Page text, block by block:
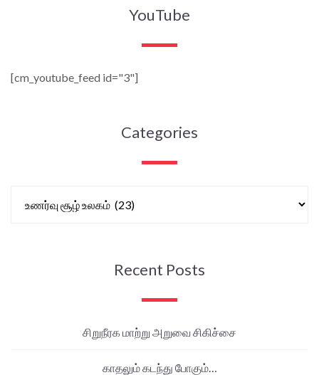
YouTube
[cm_youtube_feed id="3"]
Categories
Recent Posts
சிறுநீரக மாற்று அறுவை சிகிச்சை
காதலும் கடந்து போகும்…